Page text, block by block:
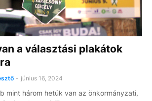
a választási plakátok
- június 16, 2024
mint három hetük van az önkormányzati,